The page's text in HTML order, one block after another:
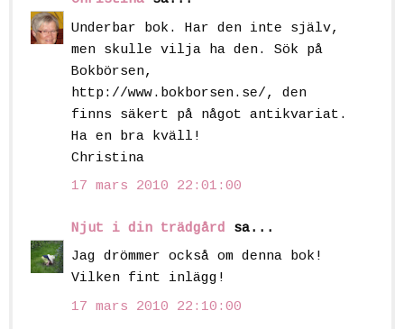
Underbar bok. Har den inte själv,
men skulle vilja ha den. Sök på
Bokbörsen,
http://www.bokborsen.se/, den
finns säkert på något antikvariat.
Ha en bra kväll!
Christina
17 mars 2010 22:01:00
Njut i din trädgård sa...
Jag drömmer också om denna bok!
Vilken fint inlägg!
17 mars 2010 22:10:00